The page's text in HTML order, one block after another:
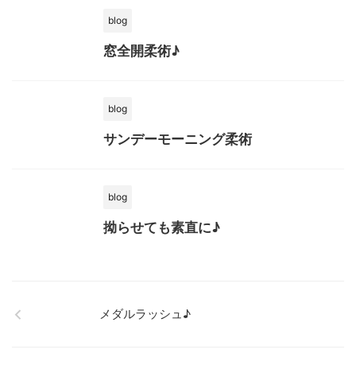
blog
窓全開柔術♪
blog
サンデーモーニング柔術
blog
拗らせても素直に♪
メダルラッシュ♪